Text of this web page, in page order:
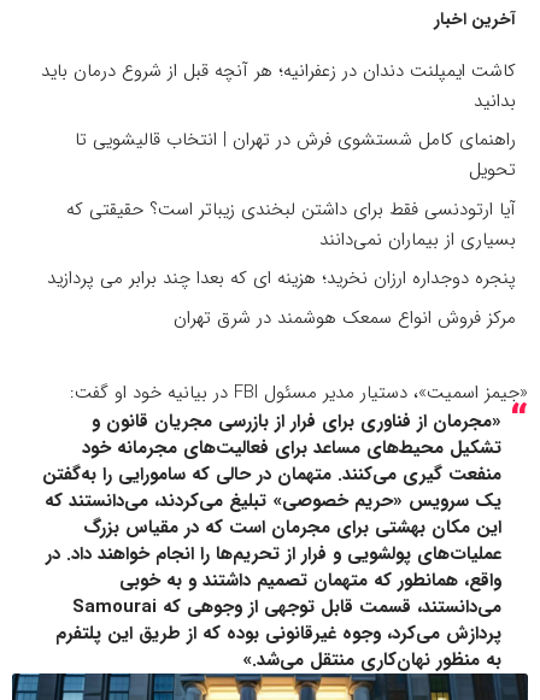
آخرین اخبار
کاشت ایمپلنت دندان در زعفرانیه؛ هر آنچه قبل از شروع درمان باید
بدانید
راهنمای کامل شستشوی فرش در تهران | انتخاب قالیشویی تا
تحویل
آیا ارتودنسی فقط برای داشتن لبخندی زیباتر است؟ حقیقتی که
بسیاری از بیماران نمی‌دانند
پنجره دوجداره ارزان نخرید؛ هزینه ای که بعدا چند برابر می پردازید
مرکز فروش انواع سمعک هوشمند در شرق تهران
«جیمز اسمیت»، دستیار مدیر مسئول FBI در بیانیه خود او گفت:
«مجرمان از فناوری برای فرار از بازرسی مجریان قانون و
تشکیل محیط‌های مساعد برای فعالیت‌های مجرمانه خود
منفعت گیری می‌کنند. متهمان در حالی که سامورایی را به‌گفتن
یک سرویس «حریم خصوصی» تبلیغ می‌کردند، می‌دانستند که
این مکان بهشتی برای مجرمان است که در مقیاس بزرگ
عملیات‌های پولشویی و فرار از تحریم‌ها را انجام خواهند داد. در
واقع، همانطور که متهمان تصمیم داشتند و به خوبی
می‌دانستند، قسمت قابل توجهی از وجوهی که Samourai
پردازش می‌کرد، وجوه غیرقانونی بوده که از طریق این پلتفرم
به منظور نهان‌کاری منتقل می‌شد.»